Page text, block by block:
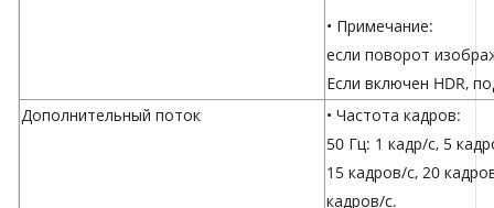
• Примечание:
если поворот
Если включен HDR,
Дополнительный поток
• Частота кадров:
50 Гц: 1 кадр/с, 5
15 кадров/с, 20
кадров/с.